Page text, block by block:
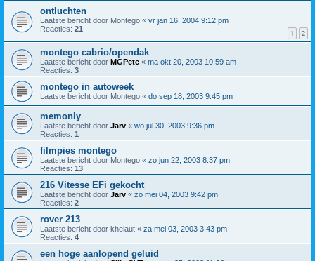
ontluchten
Laatste bericht door Montego « vr jan 16, 2004 9:12 pm
Reacties: 21 1 2
montego cabrio/opendak
Laatste bericht door MGPete « ma okt 20, 2003 10:59 am
Reacties: 3
montego in autoweek
Laatste bericht door Montego « do sep 18, 2003 9:45 pm
memonly
Laatste bericht door Järv « wo jul 30, 2003 9:36 pm
Reacties: 1
filmpies montego
Laatste bericht door Montego « zo jun 22, 2003 8:37 pm
Reacties: 13
216 Vitesse EFi gekocht
Laatste bericht door Järv « zo mei 04, 2003 9:42 pm
Reacties: 2
rover 213
Laatste bericht door khelaut « za mei 03, 2003 3:43 pm
Reacties: 4
een hoge aanlopend geluid